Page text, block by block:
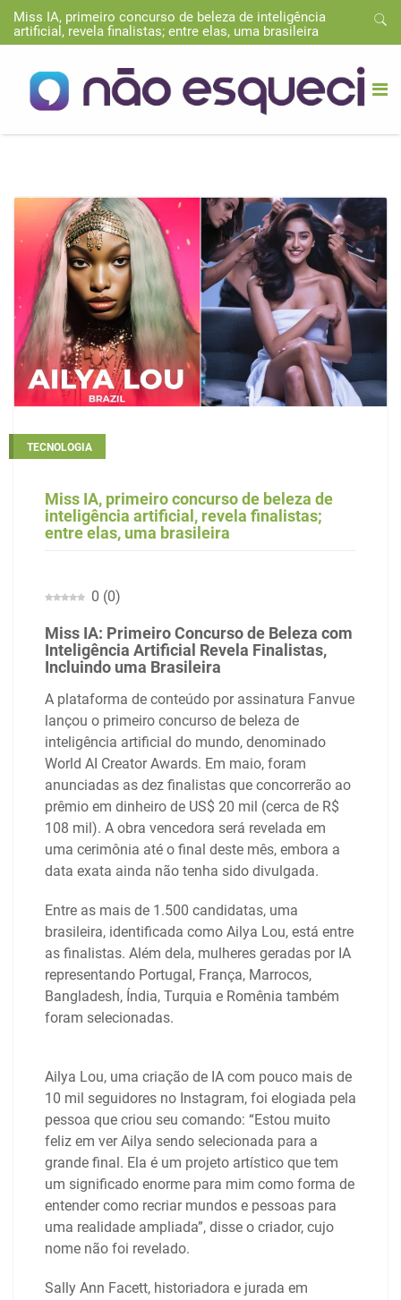
Miss IA, primeiro concurso de beleza de inteligência
artificial, revela finalistas; entre elas, uma brasileira
TECNOLOGIA
Miss IA, primeiro concurso de beleza de
inteligência artificial, revela finalistas;
entre elas, uma brasileira
0 (0)
Miss IA: Primeiro Concurso de Beleza com
Inteligência Artificial Revela Finalistas,
Incluindo uma Brasileira
A plataforma de conteúdo por assinatura Fanvue
lançou o primeiro concurso de beleza de
inteligência artificial do mundo, denominado
World AI Creator Awards. Em maio, foram
anunciadas as dez finalistas que concorrerão ao
prêmio em dinheiro de US$ 20 mil (cerca de R$
108 mil). A obra vencedora será revelada em
uma cerimônia até o final deste mês, embora a
data exata ainda não tenha sido divulgada.
Entre as mais de 1.500 candidatas, uma
brasileira, identificada como Ailya Lou, está entre
as finalistas. Além dela, mulheres geradas por IA
representando Portugal, França, Marrocos,
Bangladesh, Índia, Turquia e Romênia também
foram selecionadas.
Ailya Lou, uma criação de IA com pouco mais de
10 mil seguidores no Instagram, foi elogiada pela
pessoa que criou seu comando: “Estou muito
feliz em ver Ailya sendo selecionada para a
grande final. Ela é um projeto artístico que tem
um significado enorme para mim como forma de
entender como recriar mundos e pessoas para
uma realidade ampliada”, disse o criador, cujo
nome não foi revelado.
Sally Ann Facett, historiadora e jurada em